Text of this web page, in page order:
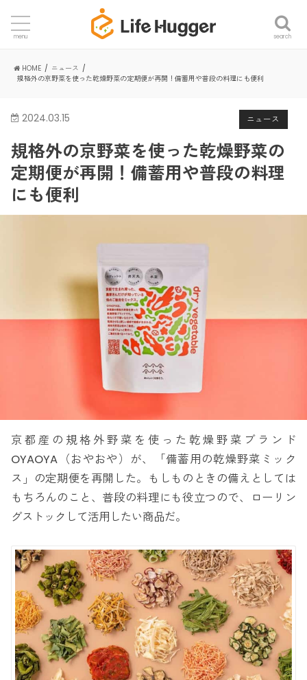
search
menu
HOME
ニュース
規格外の京野菜を使った乾燥野菜の定期便が再開！備蓄用や普段の料理にも便利
ニュース
2024.03.15
規格外の京野菜を使った乾燥野菜の
定期便が再開！備蓄用や普段の料理
にも便利
京都産の規格外野菜を使った乾燥野菜ブランド
OYAOYA（おやおや）が、「備蓄用の乾燥野菜ミック
ス」の定期便を再開した。もしものときの備えとしては
もちろんのこと、普段の料理にも役立つので、ローリン
グストックして活用したい商品だ。